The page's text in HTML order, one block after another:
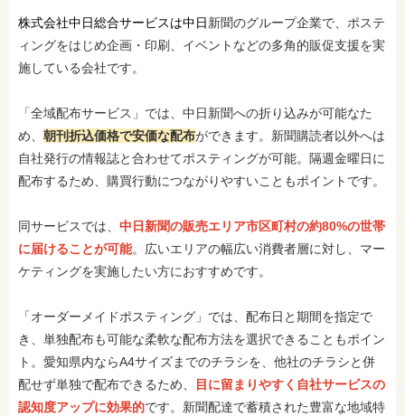
株式会社中日総合サービスは中日新聞のグループ企業で、ポステ
ィングをはじめ企画・印刷、イベントなどの多角的販促支援を実
施している会社です。
「全域配布サービス」では、中日新聞への折り込みが可能なた
め、 朝刊折込価格で安価な配布ができます。新聞購読者以外へは
自社発行の情報誌と合わせてポスティングが可能。隔週金曜日に
配布するため、購買行動につながりやすいこともポイントです。
同サービスでは、 中日新聞の販売エリア市区町村の約80%の世帯
に届けることが可能。広いエリアの幅広い消費者層に対し、マー
ケティングを実施したい方におすすめです。
「オーダーメイドポスティング」では、配布日と期間を指定で
き、単独配布も可能な柔軟な配布方法を選択できることもポイン
ト。愛知県内ならA4サイズまでのチラシを、他社のチラシと併
配せず単独で配布できるため、
目に留まりやすく自社サービスの
認知度アップに効果的です。新聞配達で蓄積された豊富な地域特